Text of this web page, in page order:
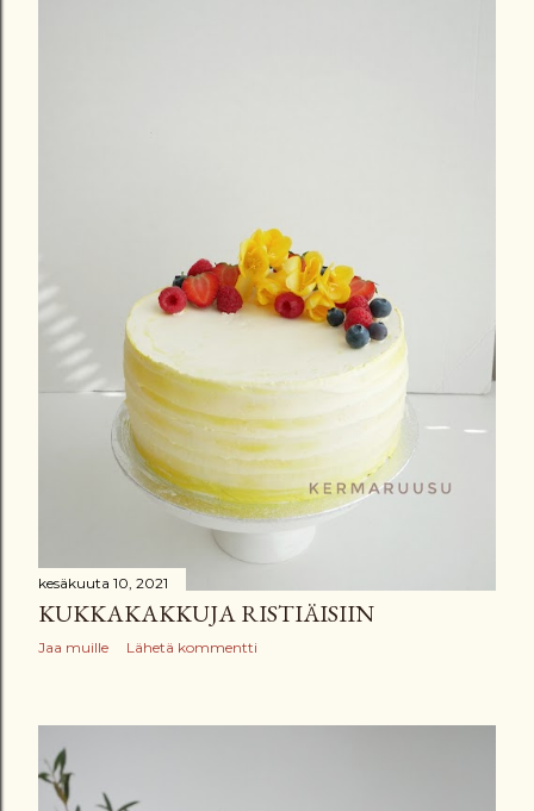
kesäkuuta 10, 2021
KUKKAKAKKUJA RISTIÄISIIN
Jaa muille Lähetä kommentti